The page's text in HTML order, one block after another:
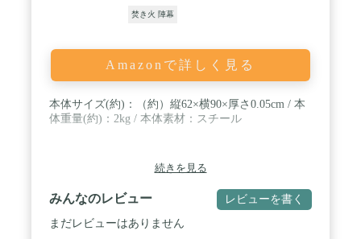
焚き火 陣幕
Amazonで詳しく見る
本体サイズ(約)：（約）縦62×横90×厚さ0.05cm / 本
体重量(約)：2kg / 本体素材：スチール
続きを見る
みんなのレビュー レビューを書く
まだレビューはありません